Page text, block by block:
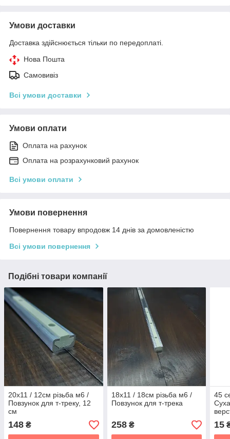
Умови доставки
Доставка здійснюється тільки по передоплаті.
Нова Пошта
Самовивіз
Всі умови доставки
Умови оплати
Оплата на рахунок
Оплата на розрахунковий рахунок
Всі умови оплати
Умови повернення
Повернення товару впродовж 14 днів за домовленістю
Всі умови повернення
Подібні товари компанії
20х11 / 12см різьба м6 /
Повзунок для т-треку, 12
см
148 ₴
18х11 / 18см різьба м6 /
Повзунок для т-трека
258₴
45
15